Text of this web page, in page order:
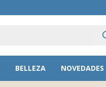
BELLEZA NOVEDADES